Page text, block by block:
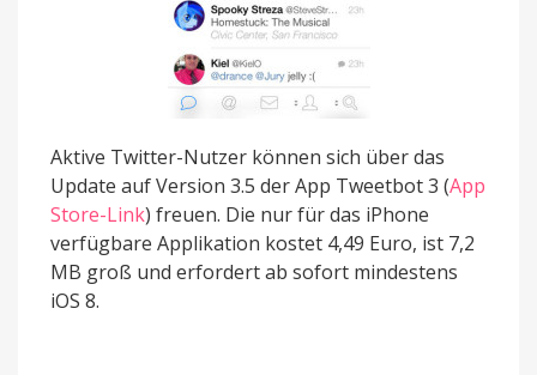
Aktive Twitter-Nutzer können sich über das
Update auf Version 3.5 der App Tweetbot 3 (App
Store-Link) freuen. Die nur für das iPhone
verfügbare Applikation kostet 4,49 Euro, ist 7,2
MB groß und erfordert ab sofort mindestens
iOS 8.